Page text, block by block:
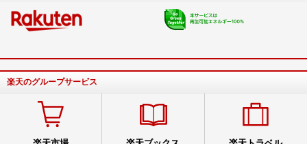
楽天のグループサービス